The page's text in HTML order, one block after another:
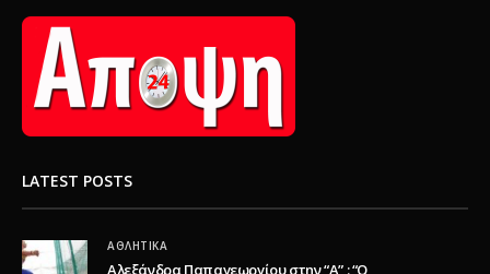
LATEST POSTS
ΑΘΛΗΤΙΚΆ
Αλεξάνδρα Παπαγεωργίου στην “Α” : “Ο